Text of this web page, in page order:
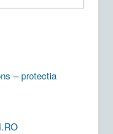
– protectia